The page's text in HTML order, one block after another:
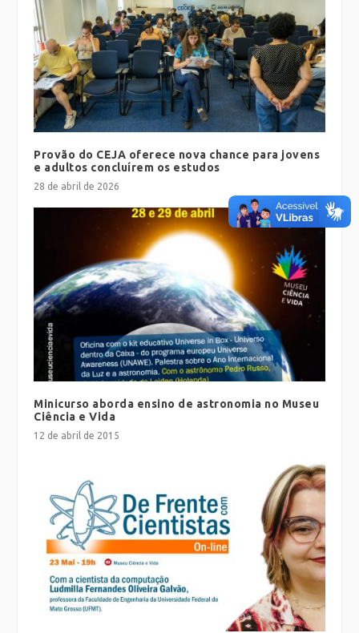
Provão do CEJA oferece nova chance para jovens
e adultos concluírem os estudos
28 de abril de 2026
Minicurso aborda ensino de astronomia no Museu
Ciência e Vida
12 de abril de 2015